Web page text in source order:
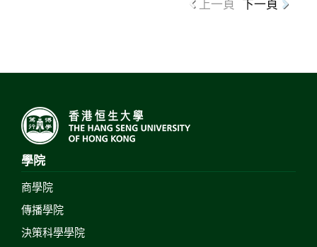
上一頁
下一頁
學院
商學院
傳播學院
決策科學學院